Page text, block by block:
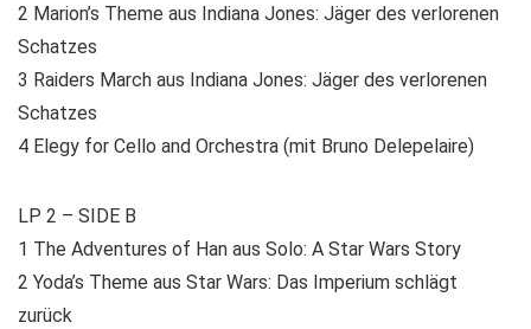
2 Marion’s Theme aus Indiana Jones: Jäger des verlorenen
Schatzes
3 Raiders March aus Indiana Jones: Jäger des verlorenen
Schatzes
4 Elegy for Cello and Orchestra (mit Bruno Delepelaire)
LP 2 – SIDE B
1 The Adventures of Han aus Solo: A Star Wars Story
2 Yoda’s Theme aus Star Wars: Das Imperium schlägt
zurück